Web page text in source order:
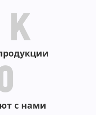
K
с нами